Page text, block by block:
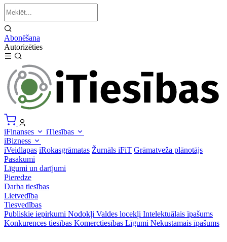
Abonēšana
Autorizēties
iFinanses
iTiesības
iBizness
iVeidlapas iRokasgrāmatas Žurnāls iFiT Grāmatveža plānotājs
Pasākumi
Līgumi un darījumi
Pieredze
Darba tiesības
Lietvedība
Tiesvedības
Publiskie iepirkumi Nodokļi Valdes locekļi Intelektuālais īpašums
Konkurences tiesības Komerctiesības Līgumi Nekustamais īpašums